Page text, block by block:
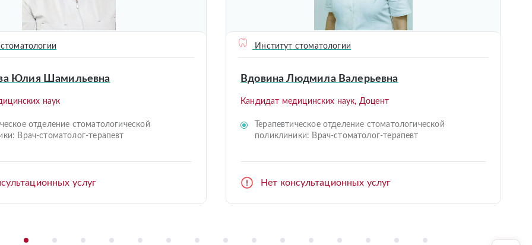
Юлия Шамильевна
наук
отделение стоматологической
Врач-стоматолог-терапевт
услуг
Институт стоматологии
Вдовина Людмила Валерьевна
Кандидат медицинских наук, Доцент
Терапевтическое отделение стоматологической
поликлиники: Врач-стоматолог-терапевт
Нет консультационных услуг